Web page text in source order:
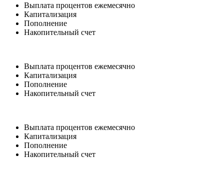
Выплата процентов ежемесячно
Капитализация
Пополнение
Накопительный счет
Выплата процентов ежемесячно
Капитализация
Пополнение
Накопительный счет
Выплата процентов ежемесячно
Капитализация
Пополнение
Накопительный счет